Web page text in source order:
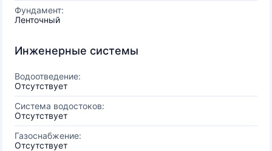
Фундамент:
Ленточный
Инженерные системы
Водоотведение:
Отсутствует
Система водостоков:
Отсутствует
Газоснабжение:
Отсутствует